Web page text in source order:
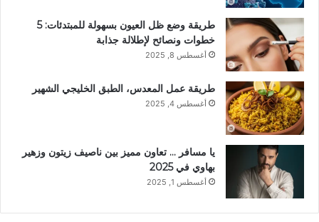
طريقة وضع ظل العيون بسهولة للمبتدئات: 5
خطوات ونصائح لإطلالة جذابة
أغسطس 8, 2025
طريقة عمل المعدس، الطبق الخليجي الشهير
أغسطس 4, 2025
يا مسافر … تعاون مميز بين ناصيف زيتون وزهير
بهاوي في 2025
أغسطس 1, 2025